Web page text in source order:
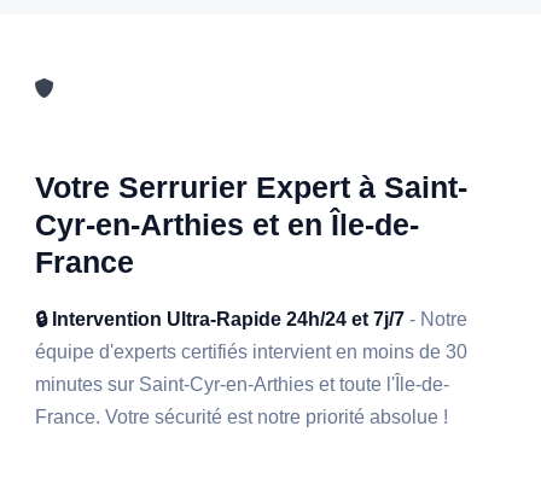
Votre Serrurier Expert à Saint-
Cyr-en-Arthies et en Île-de-
France
🔒 Intervention Ultra-Rapide 24h/24 et 7j/7 - Notre
équipe d'experts certifiés intervient en moins de 30
minutes sur Saint-Cyr-en-Arthies et toute l'Île-de-
France. Votre sécurité est notre priorité absolue !